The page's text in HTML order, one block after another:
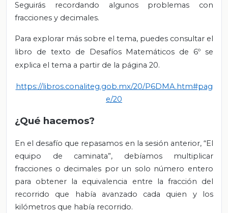
Seguirás recordando algunos problemas con
fracciones y decimales.
Para explorar más sobre el tema, puedes consultar el
libro de texto de Desafíos Matemáticos de 6º se
explica el tema a partir de la página 20.
https://libros.conaliteg.gob.mx/20/P6DMA.htm#pag
e/20
¿Qué hacemos?
En el desafío que repasamos en la sesión anterior, “El
equipo de caminata”, debíamos multiplicar
fracciones o decimales por un solo número entero
para obtener la equivalencia entre la fracción del
recorrido que había avanzado cada quien y los
kilómetros que había recorrido.